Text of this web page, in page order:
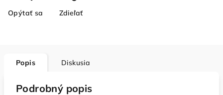
Opýtať sa Zdieľať
Popis Diskusia
Podrobný popis